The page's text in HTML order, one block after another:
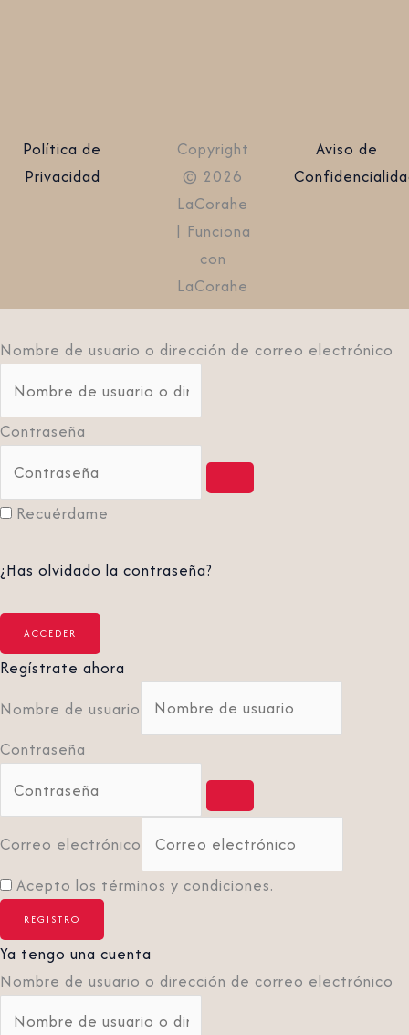
Política de
Privacidad
Copyright
© 2026
LaCorahe
| Funciona
con
LaCorahe
Aviso de
Nombre de usuario o dirección de correo electrónico
Contraseña
Recuérdame
¿Has olvidado la contraseña?
Regístrate ahora
Nombre de usuario
Contraseña
Correo electrónico
Acepto los términos y condiciones.
Ya tengo una cuenta
Nombre de usuario o dirección de correo electrónico